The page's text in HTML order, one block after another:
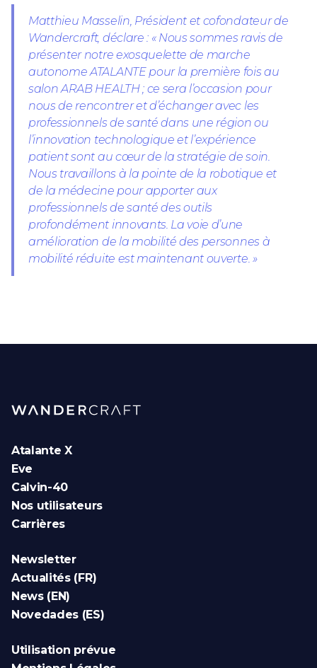
Matthieu Masselin, Président et cofondateur de
Wandercraft, déclare : « Nous sommes ravis de
présenter notre exosquelette de marche
autonome ATALANTE pour la première fois au
salon ARAB HEALTH ; ce sera l’occasion pour
nous de rencontrer et d’échanger avec les
professionnels de santé dans une région ou
l’innovation technologique et l’expérience
patient sont au cœur de la stratégie de soin.
Nous travaillons à la pointe de la robotique et
de la médecine pour apporter aux
professionnels de santé des outils
profondément innovants. La voie d’une
amélioration de la mobilité des personnes à
mobilité réduite est maintenant ouverte. »
Atalante X
Eve
Calvin-40
Nos utilisateurs
Carrières
Newsletter
Actualités (FR)
News (EN)
Novedades (ES)
Utilisation prévue